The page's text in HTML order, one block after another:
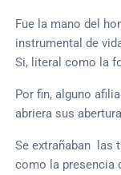
Fue la mano del
instrumental de
Si, literal como la
Por fin, alguno
abriera sus
Se extrañaban las
como la presencia